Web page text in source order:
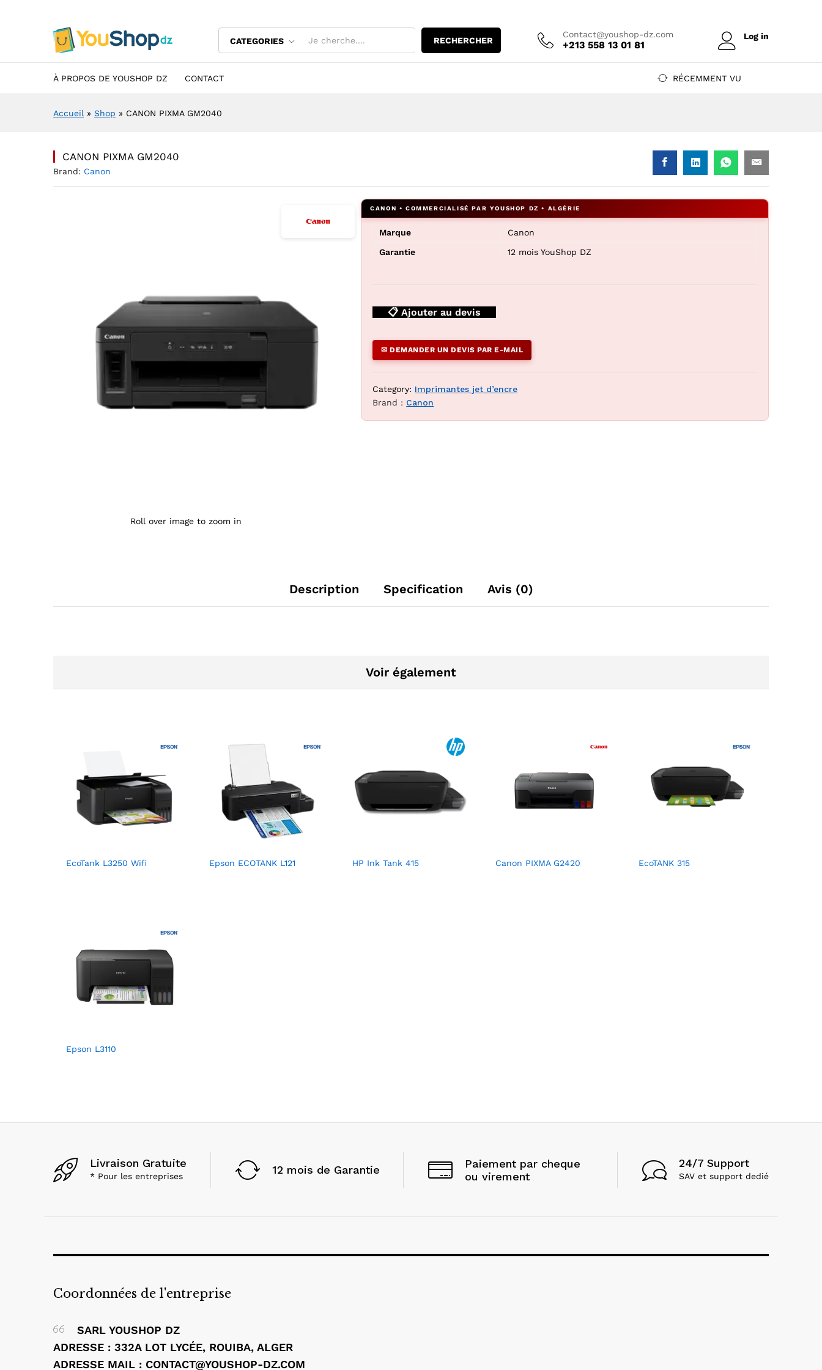
CATEGORIES RECHERCHER
Contact@youshop-dz.com
+213 558 13 01 81
Log in
À PROPOS DE YOUSHOP DZ CONTACT RÉCEMMENT VU
Accueil » Shop » CANON PIXMA GM2040
CANON PIXMA GM2040
Brand: Canon
Roll over image to zoom in
Marque
Canon
Garantie
12 mois YouShop DZ
📋 Ajouter au devis
✉ DEMANDER UN DEVIS PAR E-MAIL
Category: Imprimantes jet d’encre
Brand : Canon
Description Specification Avis (0)
Voir également
EcoTank L3250 Wifi Epson ECOTANK L121 HP Ink Tank 415 Canon PIXMA G2420 EcoTANK 315
Epson L3110
Livraison Gratuite
* Pour les entreprises 12 mois de Garantie
Paiement par cheque
ou virement
24/7 Support
SAV et support dedié
Coordonnées de l'entreprise
SARL YOUSHOP DZ
ADRESSE : 332A LOT LYCÉE, ROUIBA, ALGER
ADRESSE MAIL : CONTACT@YOUSHOP-DZ.COM